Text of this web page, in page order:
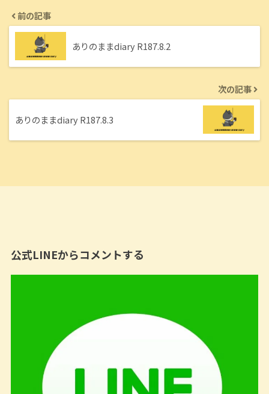
前の記事
ありのままdiary R187.8.2
次の記事
ありのままdiary R187.8.3
公式LINEからコメントする